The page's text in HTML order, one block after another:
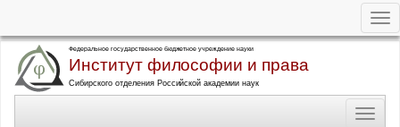
Перейти
основному